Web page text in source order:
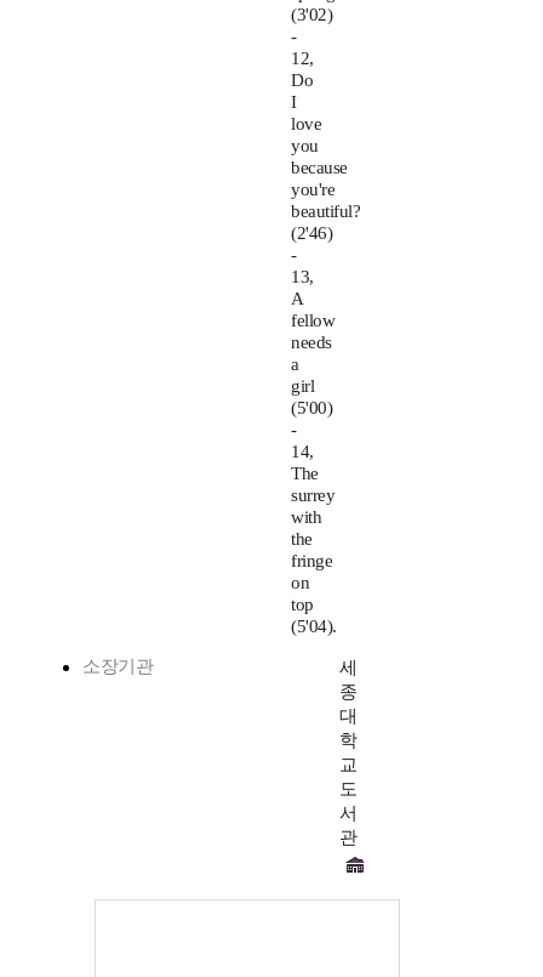
(3'02)
-
12,
Do
I
love
you
because
you're
beautiful?
(2'46)
-
13,
A
fellow
needs
a
girl
(5'00)
-
14,
The
surrey
with
the
fringe
on
top
(5'04).
소장기관
세
종
대
학
교
도
서
관